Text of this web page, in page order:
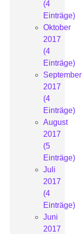
(4
Einträge)
Oktober
2017
(4
Einträge)
September
2017
(4
Einträge)
August
2017
(5
Einträge)
Juli
2017
(4
Einträge)
Juni
2017